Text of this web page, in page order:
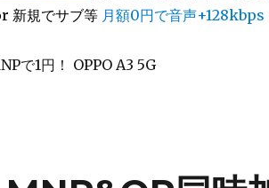
新規でサブ等 月額0円で音声+128kbps
で1円！ OPPO A3 5G